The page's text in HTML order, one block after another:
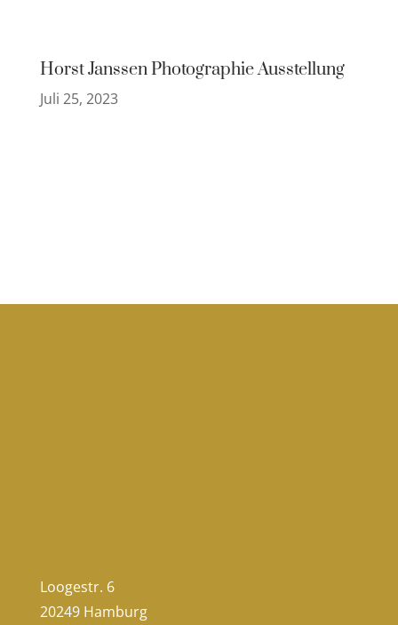
Horst Janssen Photographie Ausstellung
Juli 25, 2023
Loogestr. 6
20249 Hamburg